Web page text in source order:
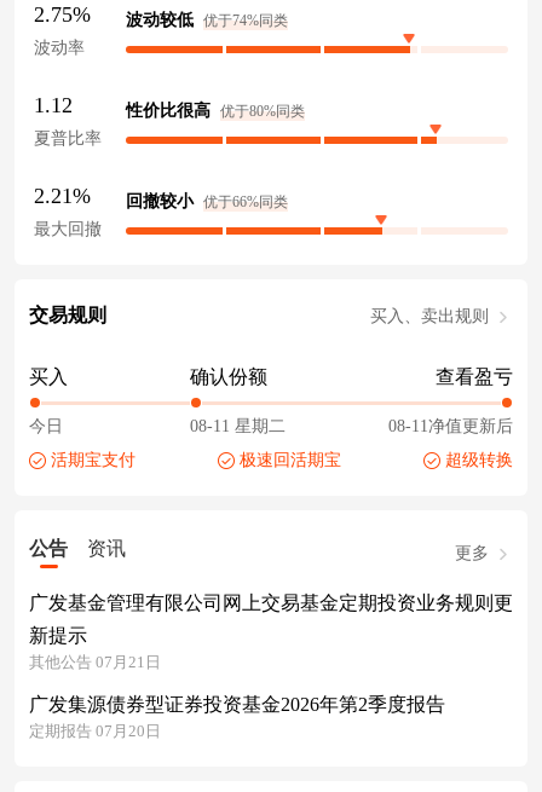
2.75%
波动率
波动较低 优于74%同类
1.12
夏普比率
性价比很高 优于80%同类
2.21%
最大回撤
回撤较小 优于66%同类
交易规则 买入、卖出规则
买入
今日
确认份额
08-11 星期二
查看盈亏
08-11净值更新后
活期宝支付
极速回活期宝 超级转换
公告 资讯 更多
广发基金管理有限公司网上交易基金定期投资业务规则更
新提示
其他公告 07月21日
广发集源债券型证券投资基金2026年第2季度报告
定期报告 07月20日